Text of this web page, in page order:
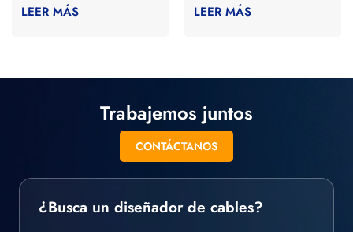
LEER MÁS LEER MÁS
Trabajemos juntos
CONTÁCTANOS
¿Busca un diseñador de cables?